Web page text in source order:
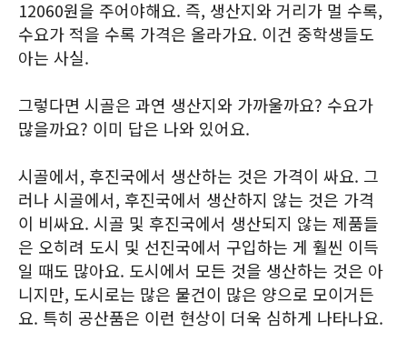
12060원을 주어야해요. 즉, 생산지와 거리가 멀 수록,
수요가 적을 수록 가격은 올라가요. 이건 중학생들도
아는 사실.
그렇다면 시골은 과연 생산지와 가까울까요? 수요가
많을까요? 이미 답은 나와 있어요.
시골에서, 후진국에서 생산하는 것은 가격이 싸요. 그
러나 시골에서, 후진국에서 생산하지 않는 것은 가격
이 비싸요. 시골 및 후진국에서 생산되지 않는 제품들
은 오히려 도시 및 선진국에서 구입하는 게 훨씬 이득
일 때도 많아요. 도시에서 모든 것을 생산하는 것은 아
니지만, 도시로는 많은 물건이 많은 양으로 모이거든
요. 특히 공산품은 이런 현상이 더욱 심하게 나타나요.